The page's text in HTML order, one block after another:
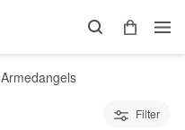
Armedangels
Filter